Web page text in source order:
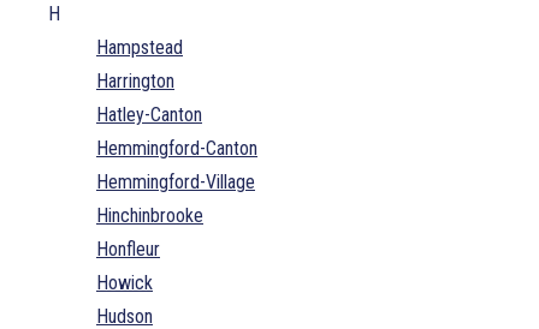
H
Hampstead
Harrington
Hatley-Canton
Hemmingford-Canton
Hemmingford-Village
Hinchinbrooke
Honfleur
Howick
Hudson